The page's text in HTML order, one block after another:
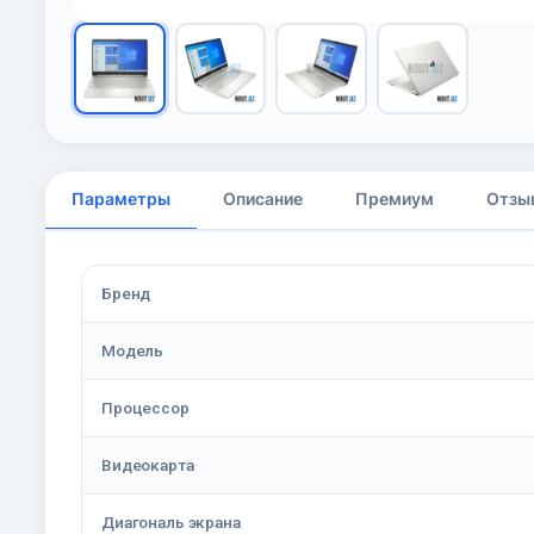
Параметры Описание Премиум
Бренд
Модель
Процессор
Видеокарта
Диагональ экрана